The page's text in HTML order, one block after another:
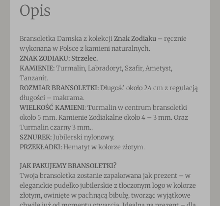
Opis
Bransoletka Damska z kolekcjiZnak Zodiaku – ręcznie
wykonana w Polsce z kamieni naturalnych.
ZNAK ZODIAKU: Strzelec.
KAMIENIE:Turmalin, Labradoryt, Szafir, Ametyst,
Tanzanit.
ROZMIAR BRANSOLETKI:Długość około 24 cm z regulacją
długości – makrama.
WIELKOŚĆ KAMIENI: Turmalin w centrum bransoletki
około 5 mm. Kamienie Zodiakalne około 4 – 3 mm. Oraz
Turmalin czarny 3 mm..
SZNUREK:Jubilerski nylonowy.
PRZEKŁADKI:Hematyt w kolorze złotym.
JAK PAKUJEMY BRANSOLETKI?
Twoja bransoletka zostanie zapakowana jak prezent – w
eleganckie pudełko jubilerskie z tłoczonym logo w kolorze
złotym, owinięte w pachnącą bibułę, tworząc wyjątkowe